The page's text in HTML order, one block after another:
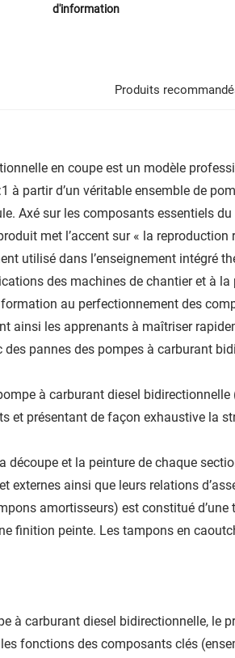
d'information
Produits
en coupe est un modèle
à partir d’un véritable ensemble de
Axé sur les composants essentiels du
met l’accent sur « la
utilisé dans l’enseignement intégré
des machines de chantier et à
au perfectionnement des
ainsi les apprenants à maîtriser
pannes des pompes à carburant
à carburant diesel bidirectionnelle
et présentant de façon exhaustive la
et la peinture de chaque
externes ainsi que leurs relations
amortisseurs) est constitué d’une
finition peinte. Les tampons en
à carburant diesel bidirectionnelle, le
fonctions des composants clés